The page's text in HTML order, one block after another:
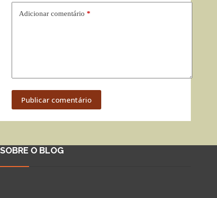
Adicionar comentário *
Publicar comentário
SOBRE O BLOG